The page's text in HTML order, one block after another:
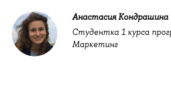
Анастасия Кондрашина
Студентка 1 курса
Маркетинг